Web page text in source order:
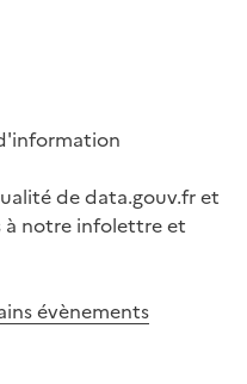
de data.gouv.fr et
à notre infolettre et
évènements